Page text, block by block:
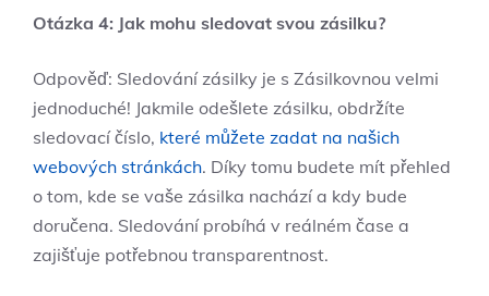
Otázka 4: Jak mohu sledovat svou zásilku?
Odpověď: Sledování zásilky je s Zásilkovnou velmi
jednoduché! Jakmile odešlete zásilku, obdržíte
sledovací číslo, které můžete zadat na našich
webových stránkách. Díky tomu budete mít přehled
o tom, kde se vaše zásilka nachází a kdy bude
doručena. Sledování probíhá v reálném čase a
zajišťuje potřebnou transparentnost.